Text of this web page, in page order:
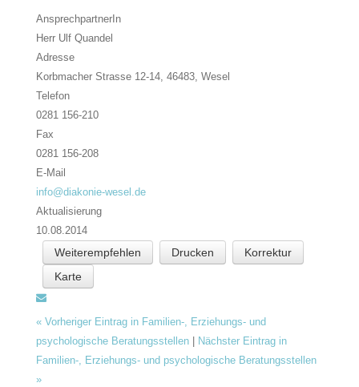
AnsprechpartnerIn
Herr Ulf Quandel
Adresse
Korbmacher Strasse 12-14, 46483, Wesel
Telefon
0281 156-210
Fax
0281 156-208
E-Mail
info@diakonie-wesel.de
Aktualisierung
10.08.2014
Weiterempfehlen Drucken
Korrektur
Karte
« Vorheriger Eintrag in Familien-, Erziehungs- und
psychologische Beratungsstellen | Nächster Eintrag in
Familien-, Erziehungs- und psychologische Beratungsstellen
»